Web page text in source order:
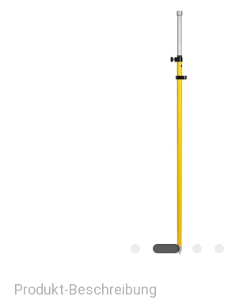
Produkt-Beschreibung